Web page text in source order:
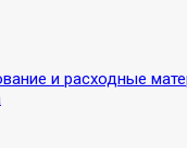
и расходные